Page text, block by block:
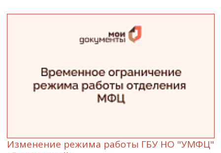
Изменение режима работы ГБУ НО "УМФЦ"